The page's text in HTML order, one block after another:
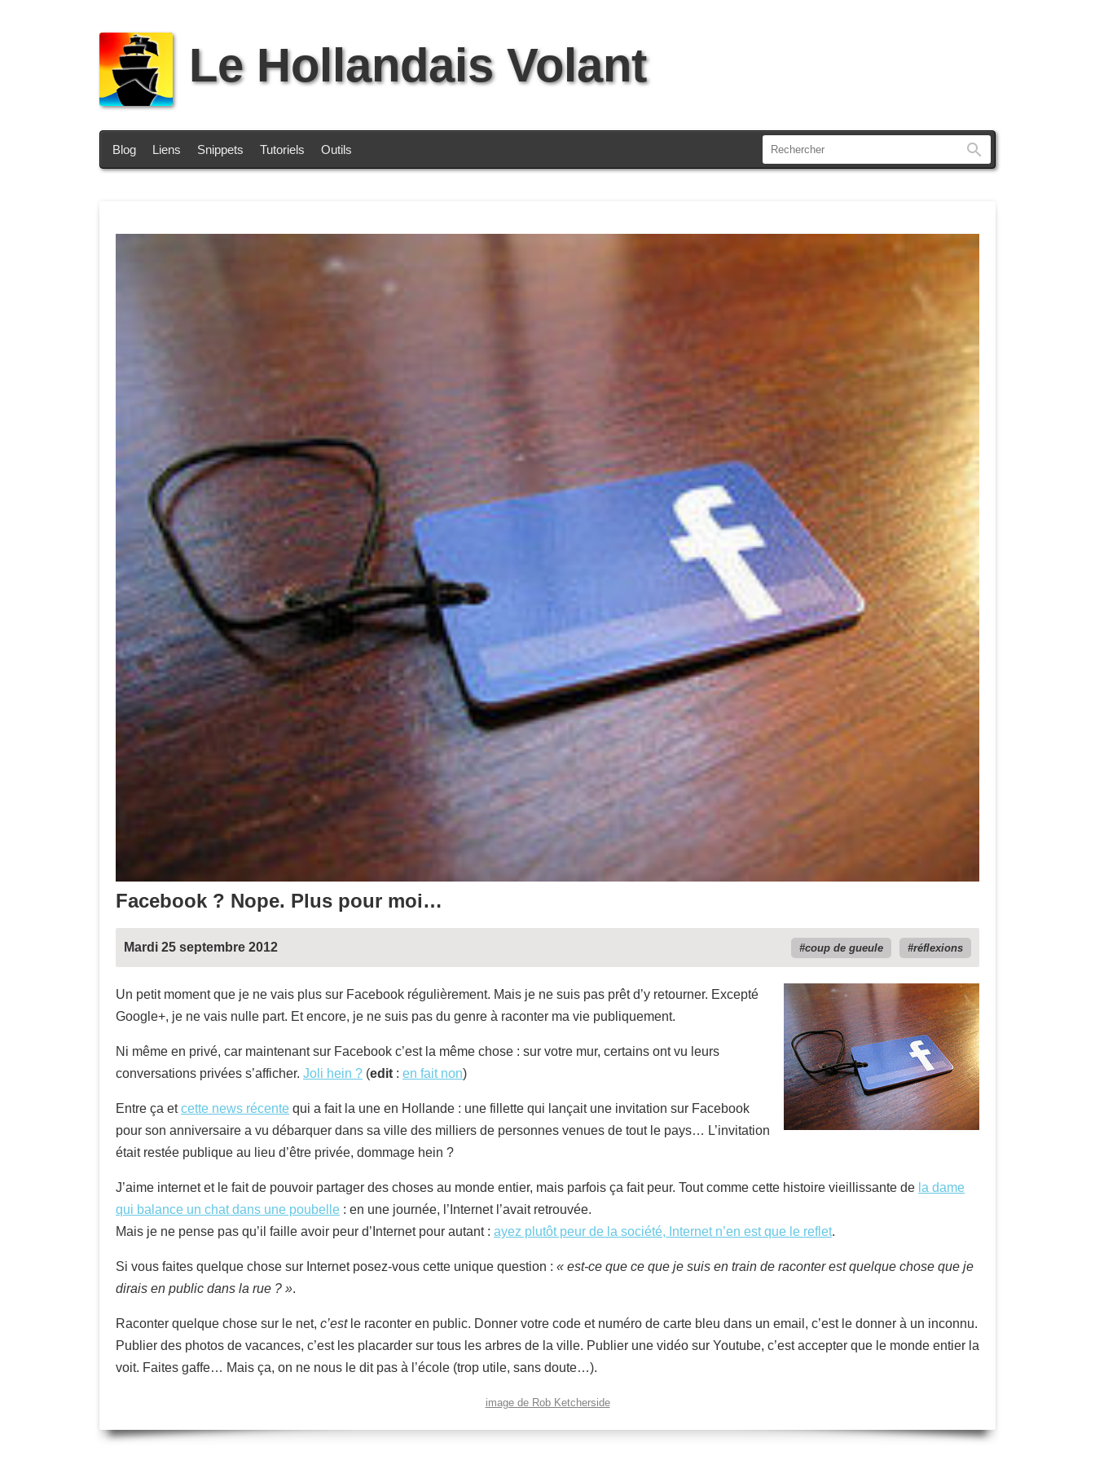
Le Hollandais Volant
Blog Liens Snippets Tutoriels Outils
Facebook ? Nope. Plus pour moi…
Mardi 25 septembre 2012 coup de gueule réflexions
Un petit moment que je ne vais plus sur Facebook régulièrement. Mais je ne suis pas prêt d’y retourner. Excepté
Google+, je ne vais nulle part. Et encore, je ne suis pas du genre à raconter ma vie publiquement.
Ni même en privé, car maintenant sur Facebook c’est la même chose : sur votre mur, certains ont vu leurs
conversations privées s’afficher. Joli hein ? (edit : en fait non)
Entre ça etcette news récente qui a fait la une en Hollande : une fillette qui lançait une invitation sur Facebook
pour son anniversaire a vu débarquer dans sa ville des milliers de personnes venues de tout le pays… L’invitation
était restée publique au lieu d’être privée, dommage hein ?
J’aime internet et le fait de pouvoir partager des choses au monde entier, mais parfois ça fait peur. Tout comme cette histoire vieillissante de la dame
qui balance un chat dans une poubelle : en une journée, l’Internet l’avait retrouvée.
Mais je ne pense pas qu’il faille avoir peur d’Internet pour autant : ayez plutôt peur de la société, Internet n’en est que le reflet.
Si vous faites quelque chose sur Internet posez-vous cette unique question : « est-ce que ce que je suis en train de raconter est quelque chose que je
dirais en public dans la rue ? ».
Raconter quelque chose sur le net, c’estle raconter en public. Donner votre code et numéro de carte bleu dans un email, c’est le donner à un inconnu.
Publier des photos de vacances, c’est les placarder sur tous les arbres de la ville. Publier une vidéo sur Youtube, c’est accepter que le monde entier la
voit. Faites gaffe… Mais ça, on ne nous le dit pas à l’école (trop utile, sans doute…).
image de Rob Ketcherside